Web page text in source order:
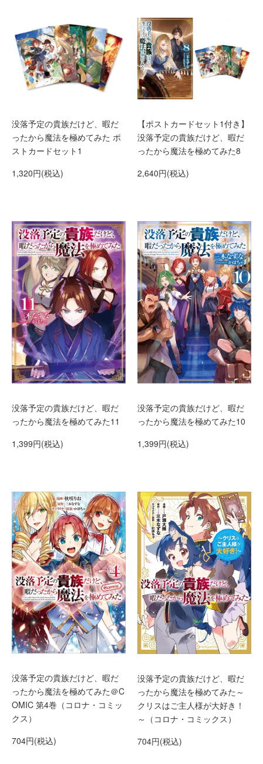
没落予定の貴族だけど、暇だ
ったから魔法を極めてみた ポ
ストカードセット1
1,320円(税込)
【ポストカードセット1付き】
没落予定の貴族だけど、暇だ
ったから魔法を極めてみた8
2,640円(税込)
没落予定の貴族だけど、暇だ
ったから魔法を極めてみた11
1,399円(税込)
没落予定の貴族だけど、暇だ
ったから魔法を極めてみた10
1,399円(税込)
没落予定の貴族だけど、暇だ
ったから魔法を極めてみた＠C
OMIC 第4巻（コロナ・コミッ
クス）
704円(税込)
没落予定の貴族だけど、暇だ
ったから魔法を極めてみた～
クリスはご主人様が大好き！
～（コロナ・コミックス）
704円(税込)